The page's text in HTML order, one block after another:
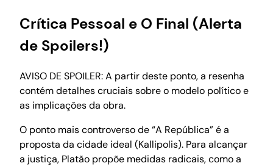
Crítica Pessoal e O Final (Alerta
de Spoilers!)
AVISO DE SPOILER: A partir deste ponto, a resenha
contém detalhes cruciais sobre o modelo político e
as implicações da obra.
O ponto mais controverso de “A República” é a
proposta da cidade ideal (Kallipolis). Para alcançar
a justiça, Platão propõe medidas radicais, como a